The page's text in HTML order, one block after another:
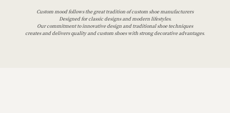
Custom mood follows the great tradition of custom shoe manufacturers
Designed for classic designs and modern lifestyles.
Our commitment to innovative design and traditional shoe techniques
creates and delivers quality and custom shoes with strong decorative advantages.